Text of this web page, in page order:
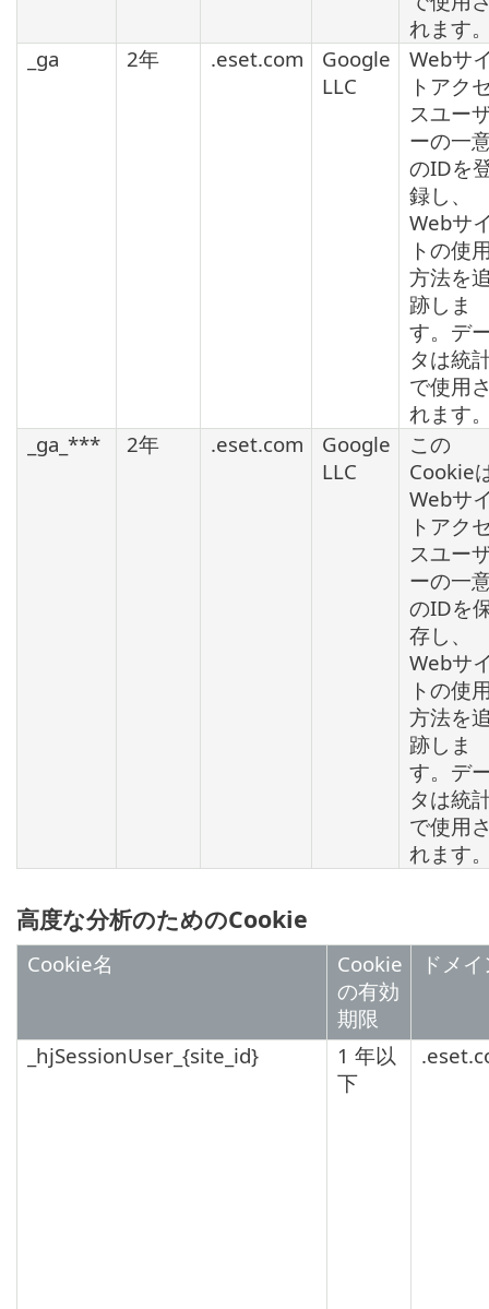
れます
_ga
2年 .eset.com
Google
LLC
Webサ
トアク
スユー
ーの一
のIDを
録し、
Webサ
トの使
方法を
跡しま
す。デ
タは統
で使用
れます
_ga_***
2年 .eset.com
Google
LLC
この
Cookie
Webサ
トアク
スユー
ーの一
のIDを
存し、
Webサ
トの使
方法を
跡しま
す。デ
タは統
で使用
れます
高度な分析のためのCookie
Cookie名
Cookie
の有効
期限
ドメ
_hjSessionUser_{site_id}
1 年以
下